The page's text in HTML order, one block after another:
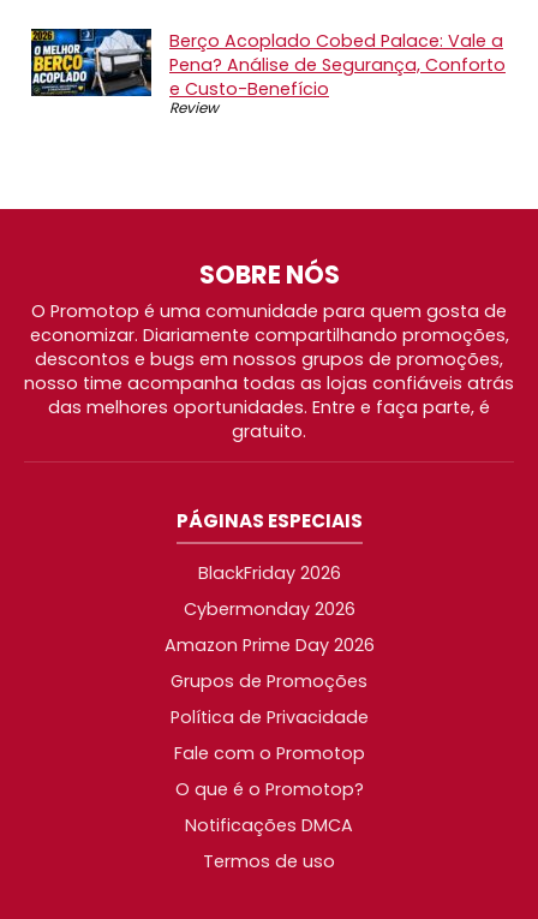
Berço Acoplado Cobed Palace: Vale a
Pena? Análise de Segurança, Conforto
e Custo-Benefício
Review
SOBRE NÓS
O Promotop é uma comunidade para quem gosta de
economizar. Diariamente compartilhando promoções,
descontos e bugs em nossos grupos de promoções,
nosso time acompanha todas as lojas confiáveis atrás
das melhores oportunidades. Entre e faça parte, é
gratuito.
PÁGINAS ESPECIAIS
BlackFriday 2026
Cybermonday 2026
Amazon Prime Day 2026
Grupos de Promoções
Política de Privacidade
Fale com o Promotop
O que é o Promotop?
Notificações DMCA
Termos de uso